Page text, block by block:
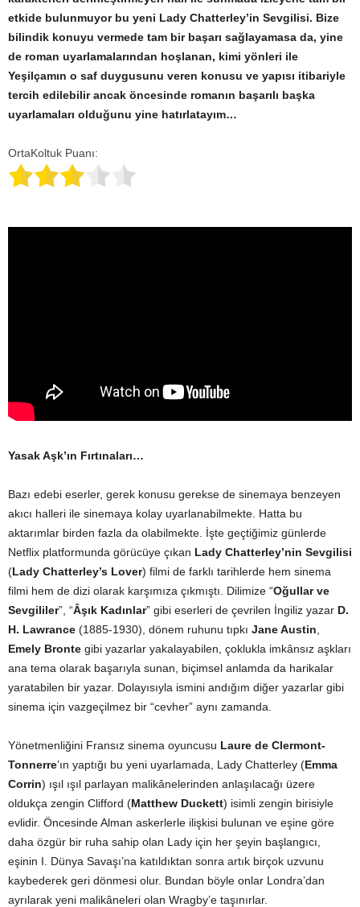
etkide bulunmuyor bu yeni Lady Chatterley’in Sevgilisi. Bize
bilindik konuyu vermede tam bir başarı sağlayamasa da, yine
de roman uyarlamalarından hoşlanan, kimi yönleri ile
Yeşilçamın o saf duygusunu veren konusu ve yapısı itibariyle
tercih edilebilir ancak öncesinde romanın başarılı başka
uyarlamaları olduğunu yine hatırlatayım…
OrtaKoltuk Puanı:
Yasak Aşk’ın Fırtınaları…
Bazı edebi eserler, gerek konusu gerekse de sinemaya benzeyen
akıcı halleri ile sinemaya kolay uyarlanabilmekte. Hatta bu
aktarımlar birden fazla da olabilmekte. İşte geçtiğimiz günlerde
Netflix platformunda görücüye çıkan Lady Chatterley’nin Sevgilisi
(Lady Chatterley’s Lover) filmi de farklı tarihlerde hem sinema
filmi hem de dizi olarak karşımıza çıkmıştı. Dilimize “Oğullar ve
Sevgililer”, “Âşık Kadınlar” gibi eserleri de çevrilen İngiliz yazar D.
H. Lawrance (1885-1930), dönem ruhunu tıpkı Jane Austin
Emely Bronte gibi yazarlar yakalayabilen, çoklukla imkânsız aşkları
ana tema olarak başarıyla sunan, biçimsel anlamda da harikalar
yaratabilen bir yazar. Dolayısıyla ismini andığım diğer yazarlar gibi
sinema için vazgeçilmez bir “cevher” aynı zamanda.
Yönetmenliğini Fransız sinema oyuncusu Laure de Clermont-
Tonnerre’ın yaptığı bu yeni uyarlamada, Lady Chatterley (Emma
Corrin) ışıl ışıl parlayan malikânelerinden anlaşılacağı üzere
oldukça zengin Clifford (Matthew Duckett) isimli zengin birisiyle
evlidir. Öncesinde Alman askerlerle ilişkisi bulunan ve eşine göre
daha özgür bir ruha sahip olan Lady için her şeyin başlangıcı,
eşinin I. Dünya Savaşı’na katıldıktan sonra artık birçok uzvunu
kaybederek geri dönmesi olur. Bundan böyle onlar Londra’dan
ayrılarak yeni malikâneleri olan Wragby’e taşınırlar.